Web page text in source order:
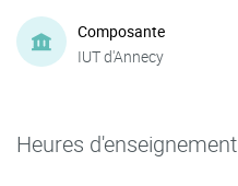
Composante
IUT d'Annecy
Heures d'enseignement